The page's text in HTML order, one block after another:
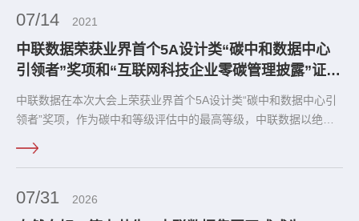
07/14 2021
中联数据荣获业界首个5A设计类“碳中和数据中心
引领者”奖项和“互联网科技企业零碳管理披露”证书
双料殊荣！
中联数据在本次大会上荣获业界首个5A设计类“碳中和数据中心引
领者”奖项，作为碳中和等级评估中的最高等级，中联数据以绝对
方面，达到互联网科技企业零碳管理体系标准，荣获“互联网科技
07/31 2026